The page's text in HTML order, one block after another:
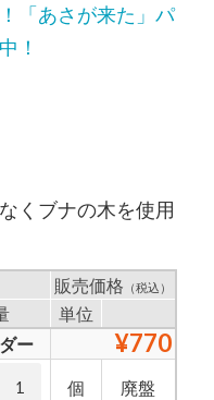
「あさが来た」パ
！
くブナの木を使用
販売価格 （税込）
単位
ー ¥770
個 廃盤